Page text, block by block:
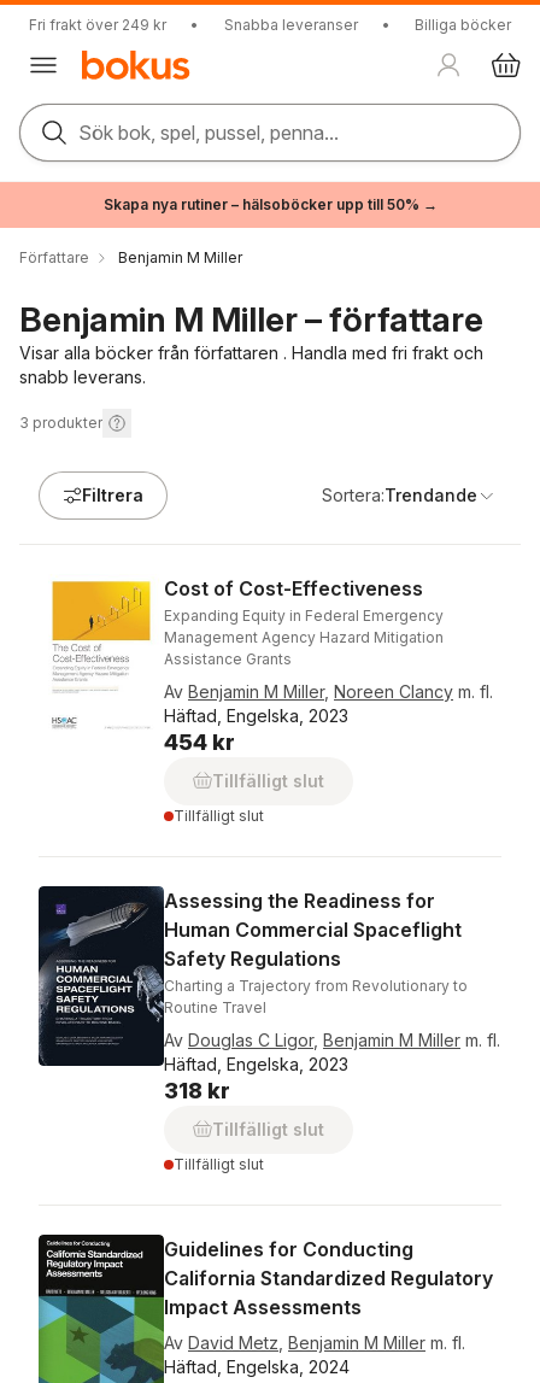
Fri frakt över 249 kr • Snabba leveranser • Billiga böcker
Sök bok, spel, pussel, penna...
Skapa nya rutiner – hälsoböcker upp till 50% →
Författare Benjamin M Miller
Benjamin M Miller – författare
Visar alla böcker från författaren . Handla med fri frakt och
snabb leverans.
3 produkter
Filtrera Sortera:Trendande
Cost of Cost-Effectiveness
Expanding Equity in Federal Emergency
Management Agency Hazard Mitigation
Assistance Grants
Av Benjamin M Miller, Noreen Clancy m. fl.
Häftad, Engelska, 2023
454 kr
Tillfälligt slut
Tillfälligt slut
Assessing the Readiness for
Human Commercial Spaceflight
Safety Regulations
Charting a Trajectory from Revolutionary to
Routine Travel
Av Douglas C Ligor, Benjamin M Miller m. fl.
Häftad, Engelska, 2023
318 kr
Tillfälligt slut
Tillfälligt slut
Guidelines for Conducting
California Standardized Regulatory
Impact Assessments
Av David Metz Benjamin M Miller m. fl.
Häftad, Engelska, 2024